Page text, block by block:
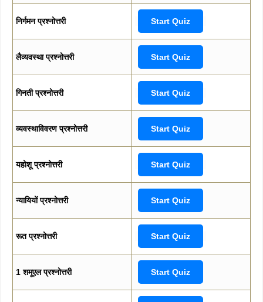
निर्गमन प्रश्नोत्तरी Start Quiz
लैव्यवस्था प्रश्नोत्तरी Start Quiz
गिनती प्रश्नोत्तरी Start Quiz
व्यवस्थाविवरण प्रश्नोत्तरी Start Quiz
यहोशू प्रश्नोत्तरी Start Quiz
न्यायियों प्रश्नोत्तरी Start Quiz
रूत प्रश्नोत्तरी Start Quiz
1 शमूएल प्रश्नोत्तरी Start Quiz